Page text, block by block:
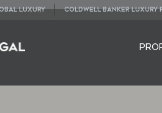
LUXURY COLDWELL BANKER LUXURY